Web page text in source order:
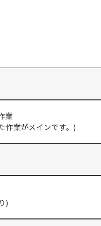
業
作業がメインです。)
)